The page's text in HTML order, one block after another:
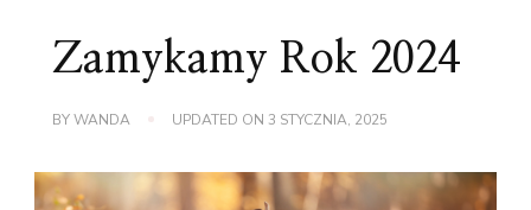
Zamykamy Rok 2024
BYWANDA UPDATED ON 3 STYCZNIA, 2025